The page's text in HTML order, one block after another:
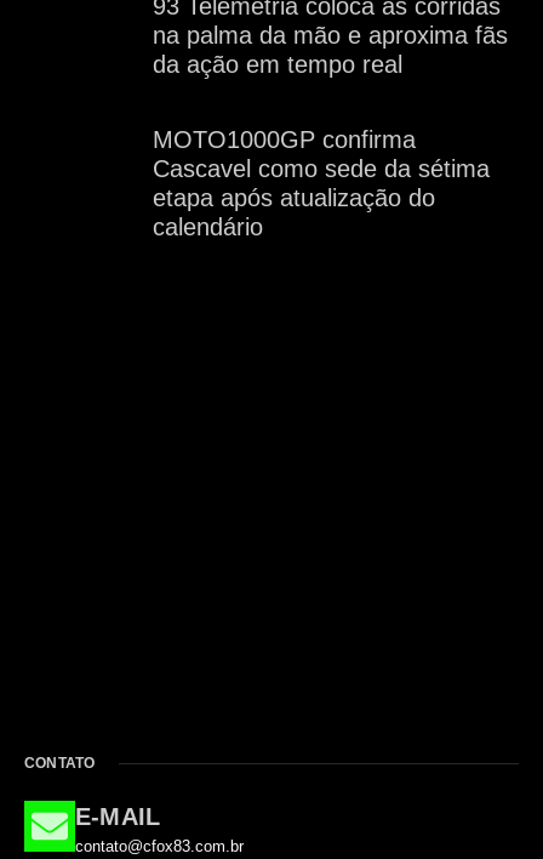
93 Telemetria coloca as corridas
na palma da mão e aproxima fãs
da ação em tempo real
MOTO1000GP confirma
Cascavel como sede da sétima
etapa após atualização do
calendário
CONTATO
E-MAIL
contato@cfox83.com.br